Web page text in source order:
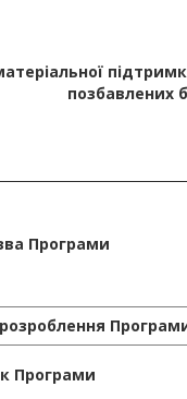
позбавлених
Програми
розроблення
Програми